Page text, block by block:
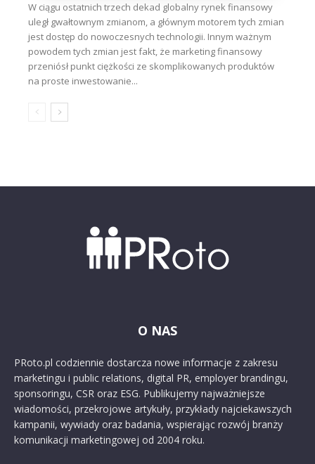
W ciągu ostatnich trzech dekad globalny rynek finansowy
uległ gwałtownym zmianom, a głównym motorem tych zmian
jest dostęp do nowoczesnych technologii. Innym ważnym
powodem tych zmian jest fakt, że marketing finansowy
przeniósł punkt ciężkości ze skomplikowanych produktów
na proste inwestowanie...
O NAS
PRoto.pl codziennie dostarcza nowe informacje z zakresu
marketingu i public relations, digital PR, employer brandingu,
sponsoringu, CSR oraz ESG. Publikujemy najważniejsze
wiadomości, przekrojowe artykuły, przykłady najciekawszych
kampanii, wywiady oraz badania, wspierając rozwój branży
komunikacji marketingowej od 2004 roku.